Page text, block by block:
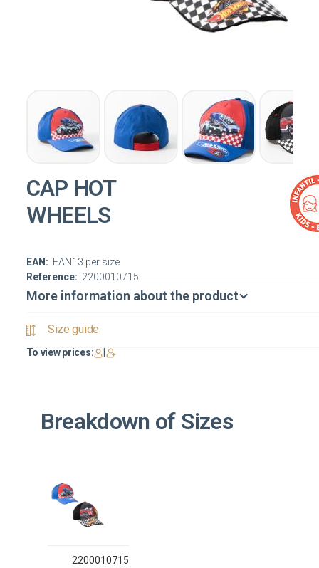
CAP HOT
WHEELS
Reference: 2200010715
EAN: EAN13 per size
More information about the product
Size guide
To view prices:
Breakdown of Sizes
2200010715